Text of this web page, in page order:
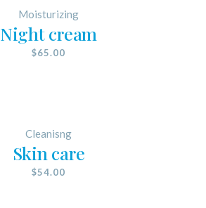
Moisturizing
Night cream
$65.00
Cleanisng
Skin care
$54.00